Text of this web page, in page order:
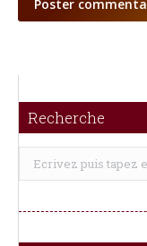
Poster
Recherche
Recherche